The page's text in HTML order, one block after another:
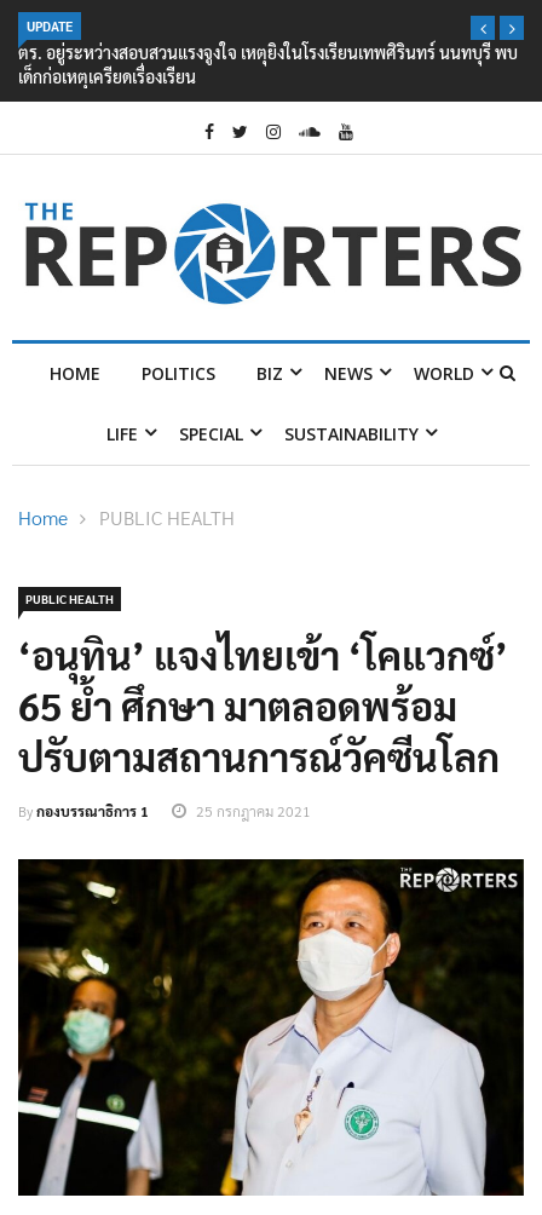
UPDATE
ตร. อยู่ระหว่างสอบสวนแรงจูงใจ เหตุยิงในโรงเรียนเทพศิรินทร์ นนทบุรี พบ
เด็กก่อเหตุเครียดเรื่องเรียน
HOME POLITICS BIZ NEWS WORLD
LIFE SPECIAL SUSTAINABILITY
Home PUBLIC HEALTH
PUBLIC HEALTH
‘อนุทิน’ แจงไทยเข้า ‘โคแวกซ์’
65 ย้ำ ศึกษา มาตลอดพร้อม
ปรับตามสถานการณ์วัคซีนโลก
Byกองบรรณาธิการ 1 25 กรกฎาคม 2021